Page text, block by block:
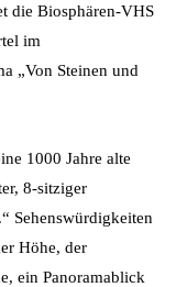
die Biosphären-VHS
im
„Von Steinen und
1000 Jahre alte
8-sitziger
Sehenswürdigkeiten
Höhe, der
ein Panoramablick